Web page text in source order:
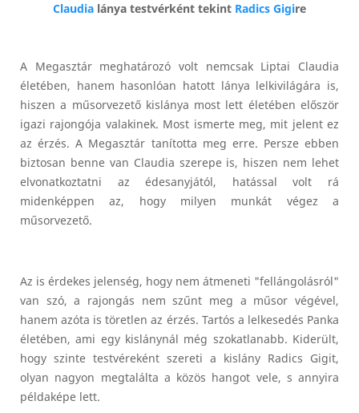
Claudia lánya testvérként tekint Radics Gigire
A Megasztár meghatározó volt nemcsak Liptai Claudia
életében, hanem hasonlóan hatott lánya lelkivilágára is,
hiszen a műsorvezető kislánya most lett életében először
igazi rajongója valakinek. Most ismerte meg, mit jelent ez
az érzés. A Megasztár tanította meg erre. Persze ebben
biztosan benne van Claudia szerepe is, hiszen nem lehet
elvonatkoztatni az édesanyjától, hatással volt rá
midenképpen az, hogy milyen munkát végez a
műsorvezető.
Az is érdekes jelenség, hogy nem átmeneti "fellángolásról"
van szó, a rajongás nem szűnt meg a műsor végével,
hanem azóta is töretlen az érzés. Tartós a lelkesedés Panka
életében, ami egy kislánynál még szokatlanabb. Kiderült,
hogy szinte testvéreként szereti a kislány Radics Gigit,
olyan nagyon megtalálta a közös hangot vele, s annyira
példaképe lett.